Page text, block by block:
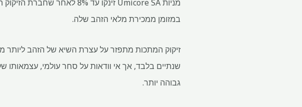
במזומן ממכירת מלאי הזהב שלה.
שנתיים בלבד, אך אי וודאות על סחר עולמי, עצמאותו
גבוהה יותר.